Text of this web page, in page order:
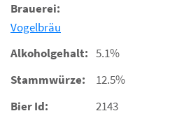
Brauerei:
Vogelbräu
Alkoholgehalt: 5.1%
Stammwürze:
12.5%
Bier Id:
2143